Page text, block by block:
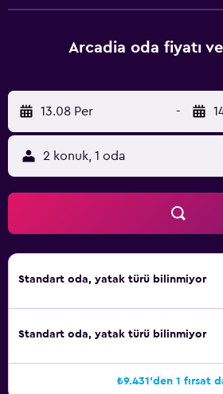
Ücretsiz otopark ve kayak
çıkarabilirler. Arcadia ふたつとない
dakikalık, Togakushi Tapınağı'na ise
mesafesindedir. Rezervasyon
isteyen konukların Müşteri Hizmetleri
geçmeleri tavsiye olunur.
Arcadia oda fiyatı ve
13.08 Per -
2 konuk, 1 oda
Standart oda, yatak türü bilinmiyor
Standart oda, yatak türü bilinmiyor
₺9.431'den 1 fırsat